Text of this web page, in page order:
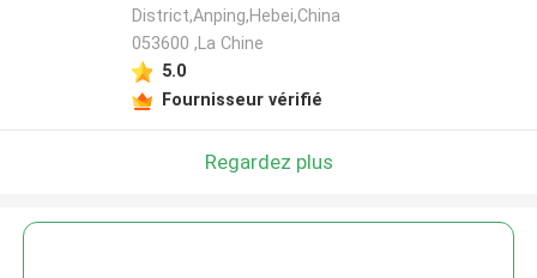
District,Anping,Hebei,China
053600 ,La Chine
5.0
Fournisseur vérifié
Regardez plus